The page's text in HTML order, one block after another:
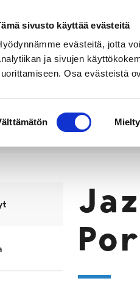
sivusto käyttää evästeitä
evästeitä, jotta
ja sivujen
Osa evästeistä
Etusivulle